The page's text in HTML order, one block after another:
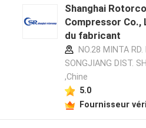
Shanghai
Compressor
du fabricant
NO.28 MINTA RD.
SONGJIANG DIST.
,Chine
5.0
Fournisseur